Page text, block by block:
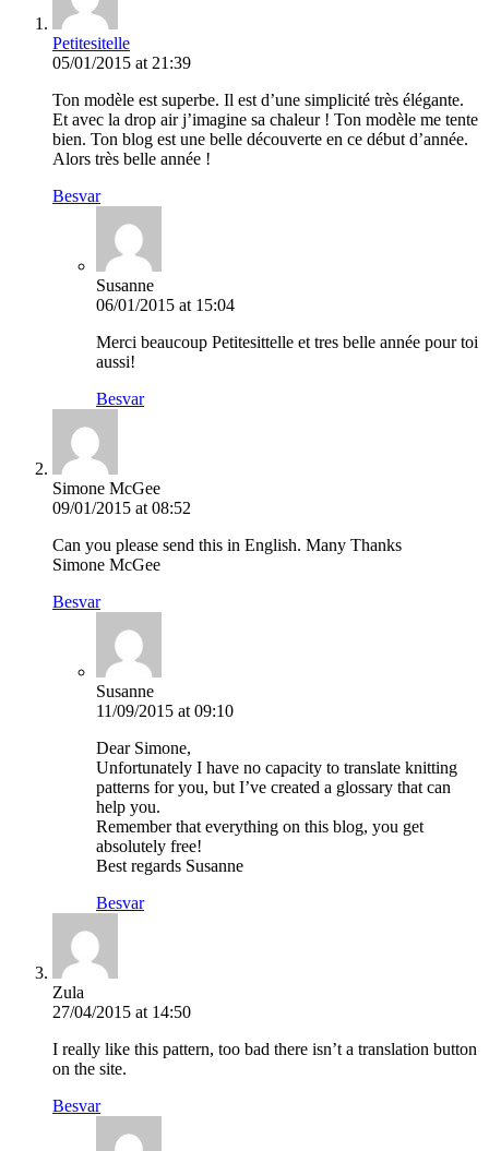
Petitesitelle
05/01/2015 at 21:39
Ton modèle est superbe. Il est d’une simplicité très élégante.
Et avec la drop air j’imagine sa chaleur ! Ton modèle me tente
bien. Ton blog est une belle découverte en ce début d’année.
Alors très belle année !
Besvar
Susanne
06/01/2015 at 15:04
Merci beaucoup Petitesittelle et tres belle année pour toi
aussi!
Besvar
Simone McGee
09/01/2015 at 08:52
Can you please send this in English. Many Thanks
Simone McGee
Besvar
Susanne
11/09/2015 at 09:10
Dear Simone,
Unfortunately I have no capacity to translate knitting
patterns for you, but I’ve created a glossary that can
help you.
Remember that everything on this blog, you get
absolutely free!
Best regards Susanne
Besvar
Zula
27/04/2015 at 14:50
I really like this pattern, too bad there isn’t a translation button
on the site.
Besvar